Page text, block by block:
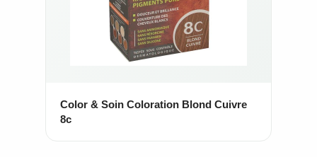
Color & Soin Coloration Blond Cuivre
8c